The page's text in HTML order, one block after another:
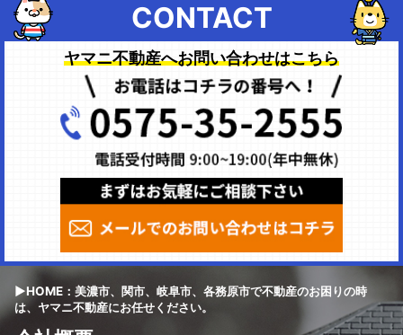
CONTACT
ヤマニ不動産へお問い合わせはこちら
▶HOME：美濃市、関市、岐阜市、各務原市で不動産のお困りの時
は、ヤマニ不動産にお任せください。